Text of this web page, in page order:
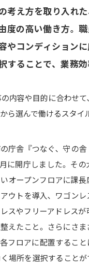
考え方を取り入れ
度の高い働き方。
やコンディション
することで、業務
内容や目的に合わせ
ら選んで働けるスタイ
庁舎『つなぐ、守の舎
に開庁しました。その
オープンフロアに課
ウトを導入、ワゴンレ
スやフリーアドレス
えたこと。さらにさ
フロアに配置するこ
場所を選択すること